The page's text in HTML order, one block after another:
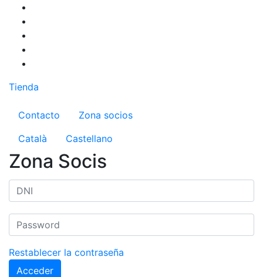
Pasar
contenido
principal
Tienda
Menú del compte d'usuari
Contacto
Zona socios
Català
Castellano
Zona Socis
Restablecer la contraseña
Acceder